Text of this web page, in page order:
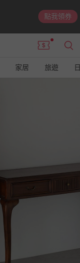
點我領券
家居 旅遊